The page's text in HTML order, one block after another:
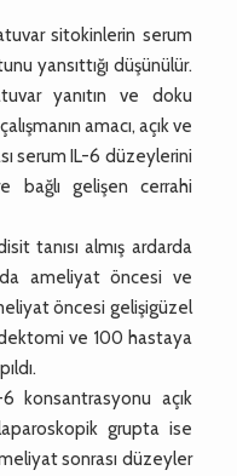
sitokinlerin serum
yansıttığı düşünülür.
yanıtın ve doku
amacı, açık ve
serum IL-6 düzeylerini
bağlı gelişen cerrahi
tanısı almış ardarda
ameliyat öncesi ve
öncesi gelişigüzel
ve 100 hastaya
konsantrasyonu açık
grupta ise
sonrası düzeyler